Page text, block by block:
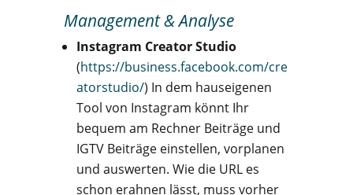
Management & Analyse
Instagram Creator Studio
(https://business.facebook.com/cre
atorstudio/) In dem hauseigenen
Tool von Instagram könnt Ihr
bequem am Rechner Beiträge und
IGTV Beiträge einstellen, vorplanen
und auswerten. Wie die URL es
schon erahnen lässt, muss vorher